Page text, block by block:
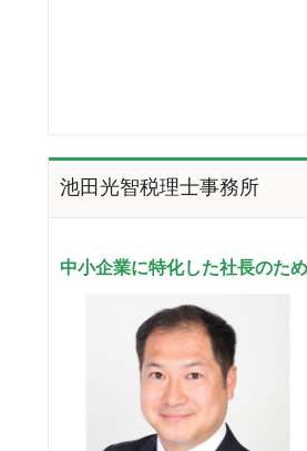
池田光智税理士事務所
中小企業に特化した社長のた